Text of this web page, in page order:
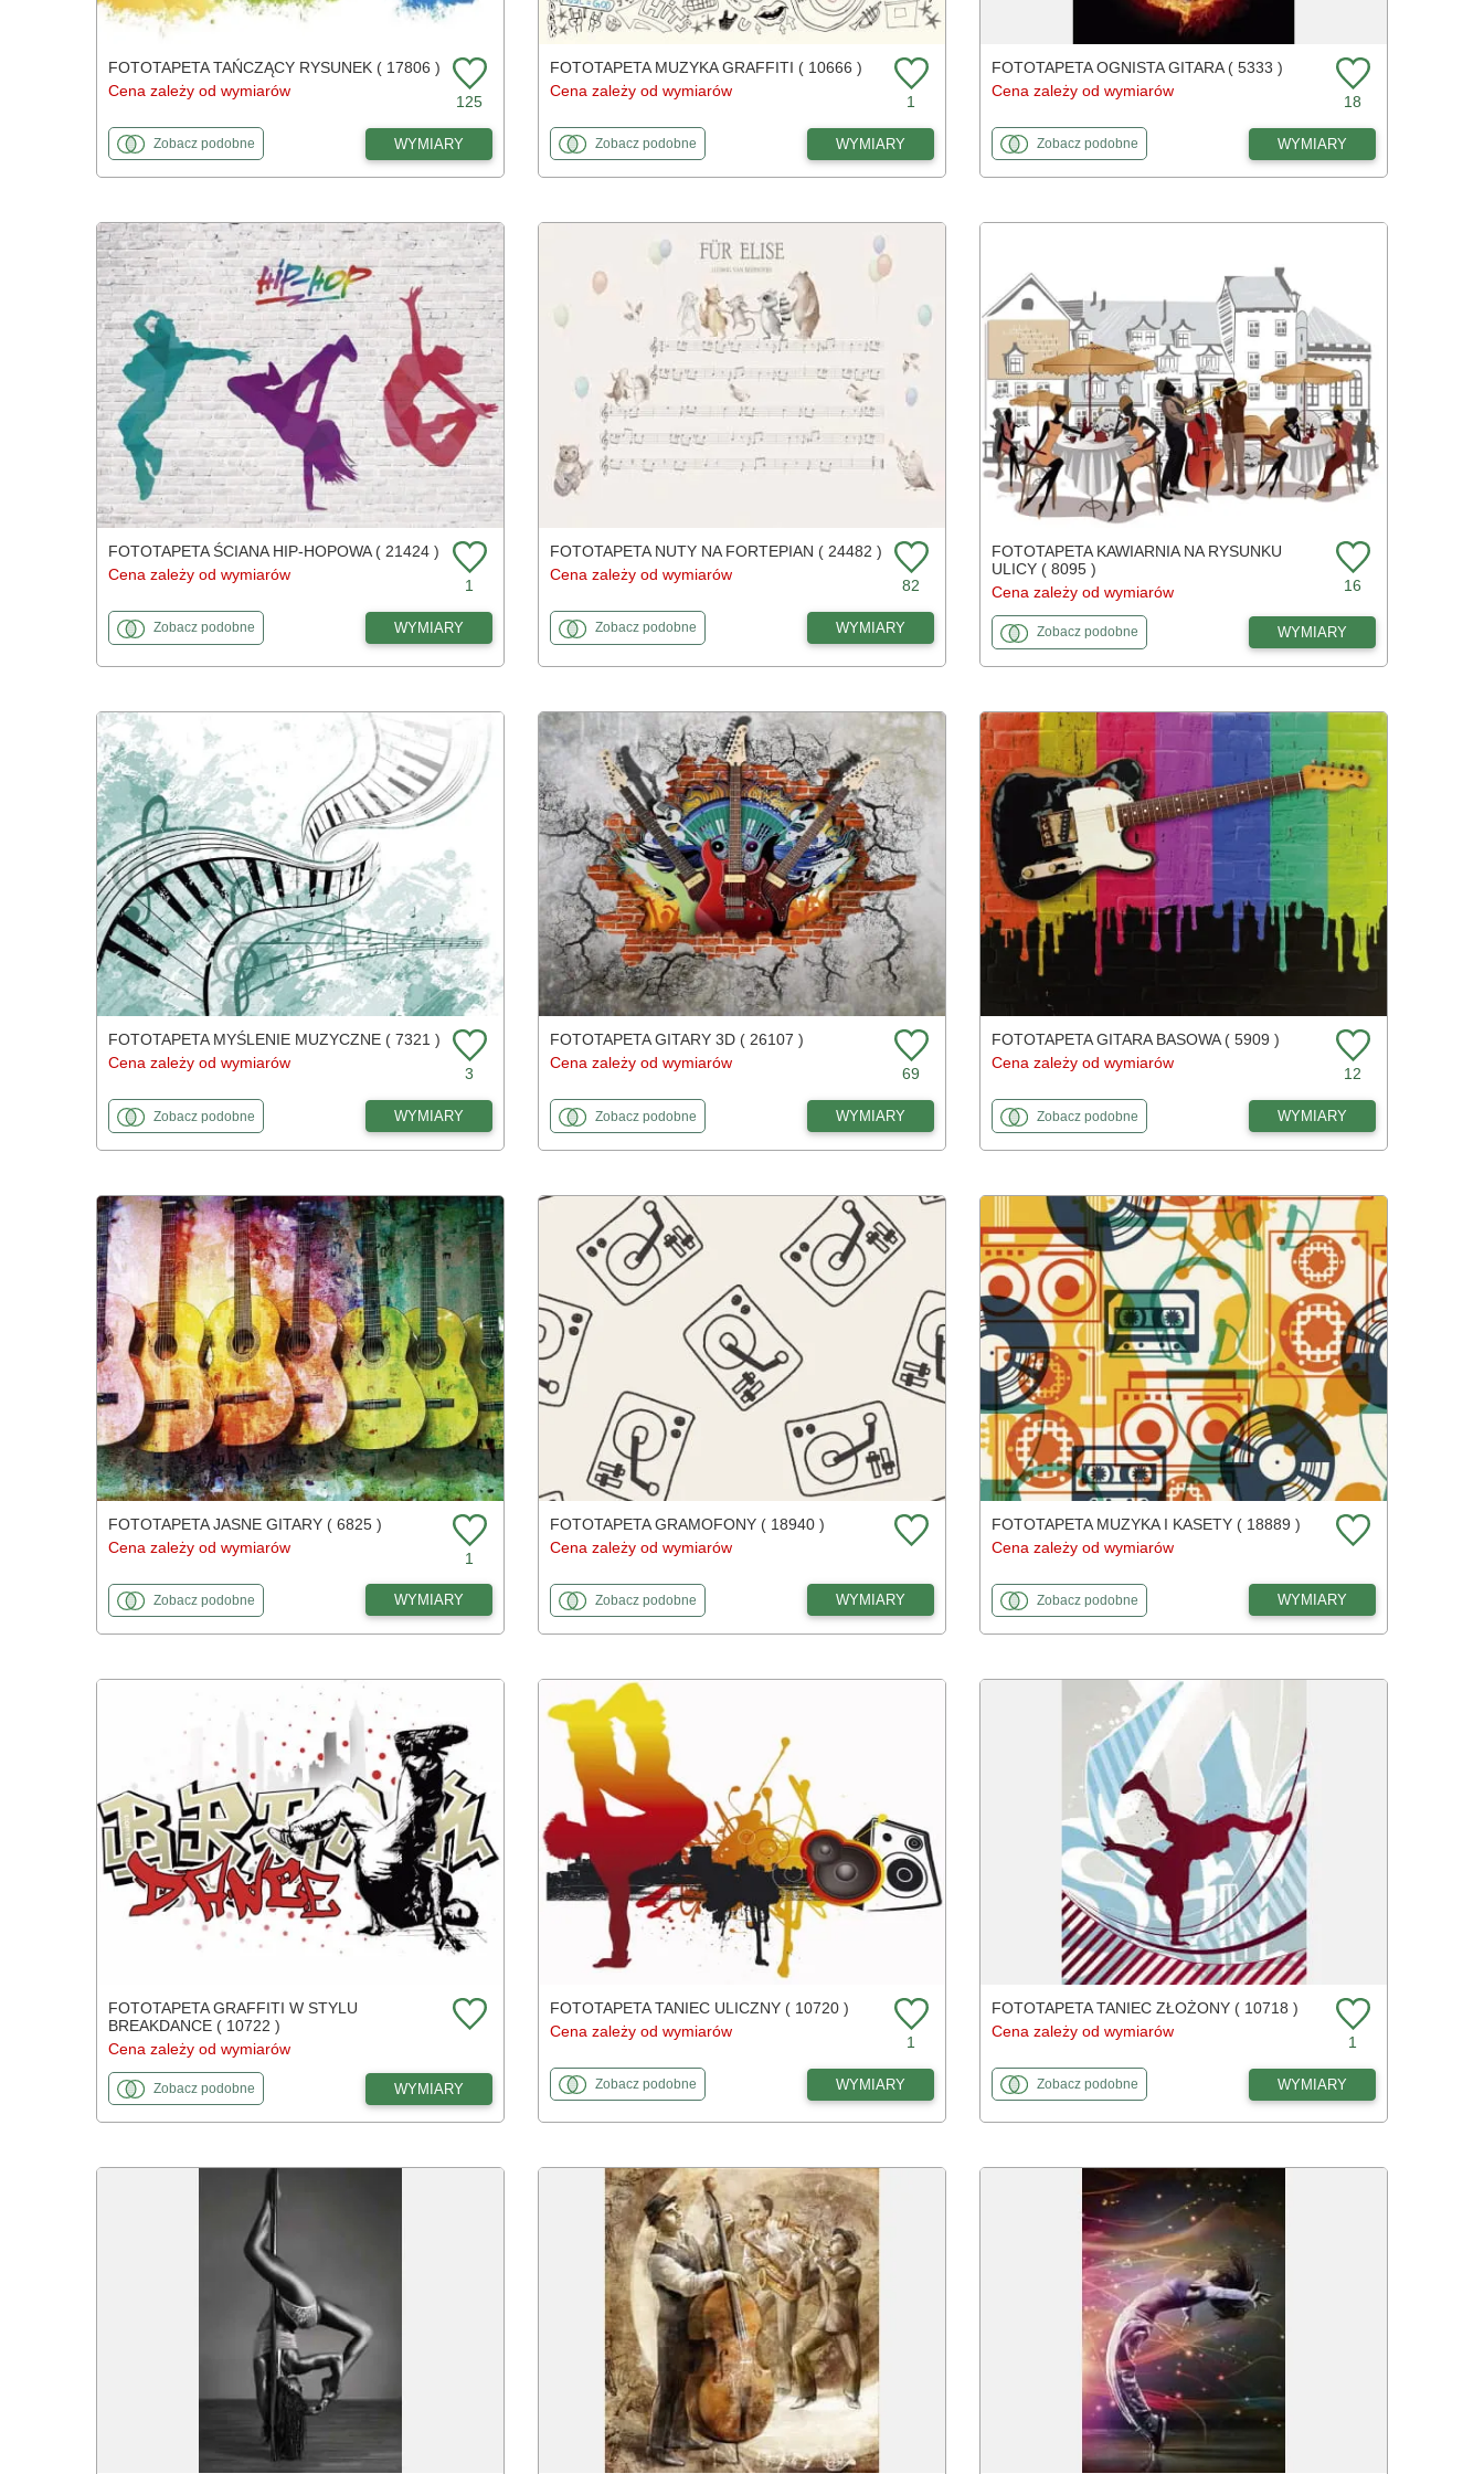
FOTOTAPETA TAŃCZĄCY RYSUNEK ( 17806 )
Cena zależy od wymiarów
125
Zobaczfototapety
podobnedo Tańczący rysunek WYMIARY
FOTOTAPETA MUZYKA GRAFFITI ( 10666 )
Cena zależy od wymiarów
1
Zobaczfototapety
podobnedo Muzyka graffiti WYMIARY
FOTOTAPETA OGNISTA GITARA ( 5333 )
Cena zależy od wymiarów
18
Zobaczfototapety
podobnedo Ognista gitara WYMIARY
FOTOTAPETA ŚCIANA HIP-HOPOWA ( 21424 )
Cena zależy od wymiarów
1
Zobaczfototapety
podobnedo Ściana hip-hopowa WYMIARY
FOTOTAPETA NUTY NA FORTEPIAN ( 24482 )
Cena zależy od wymiarów
82
Zobaczfototapety
podobnedo Nuty na fortepian WYMIARY
FOTOTAPETA KAWIARNIA NA RYSUNKU
ULICY ( 8095 )
Cena zależy od wymiarów
16
Zobaczfototapety
podobnedo Kawiarnia na rysunku ulicy
WYMIARY
FOTOTAPETA MYŚLENIE MUZYCZNE ( 7321 )
Cena zależy od wymiarów
3
Zobaczfototapety
podobnedo Myślenie muzyczne WYMIARY
FOTOTAPETA GITARY 3D ( 26107 )
Cena zależy od wymiarów
69
Zobaczfototapety
podobnedo Gitary 3d WYMIARY
FOTOTAPETA GITARA BASOWA ( 5909 )
Cena zależy od wymiarów
12
Zobaczfototapety
podobnedo Gitara basowa WYMIARY
FOTOTAPETA JASNE GITARY ( 6825 )
Cena zależy od wymiarów
1
Zobaczfototapety
podobnedo Jasne gitary WYMIARY
FOTOTAPETA GRAMOFONY ( 18940 )
Cena zależy od wymiarów
Zobaczfototapety
podobnedo Gramofony WYMIARY
FOTOTAPETA MUZYKA I KASETY ( 18889 )
Cena zależy od wymiarów
Zobaczfototapety
podobnedo Muzyka i kasety WYMIARY
FOTOTAPETA GRAFFITI W STYLU
BREAKDANCE ( 10722 )
Cena zależy od wymiarów
Zobaczfototapety
podobnedo Graffiti w stylu breakdanceWYMIARY
FOTOTAPETA TANIEC ULICZNY ( 10720 )
Cena zależy od wymiarów
1
Zobaczfototapety
podobnedo Taniec uliczny WYMIARY
FOTOTAPETA TANIEC ZŁOŻONY ( 10718 )
Cena zależy od wymiarów
1
Zobaczfototapety
podobnedo Taniec złożony WYMIARY